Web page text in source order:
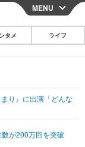
CLOSE
その他
画・ドラマ
MENU
タメ ライフ
り』に出演「どんな
が200万回を突破